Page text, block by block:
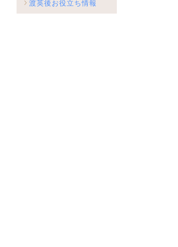
渡英後お役立ち情報